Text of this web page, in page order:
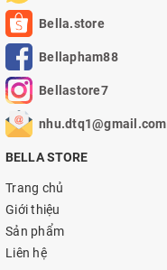
Bella.store
Bellapham88
Bellastore7
nhu.dtq1@gmail.com
BELLA STORE
Trang chủ
Giới thiệu
Sản phẩm
Liên hệ